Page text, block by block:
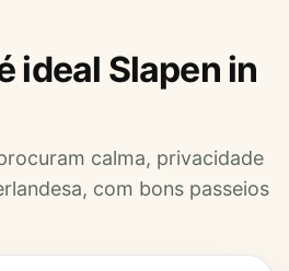
ideal Slapen in
calma, privacidade
com bons passeios